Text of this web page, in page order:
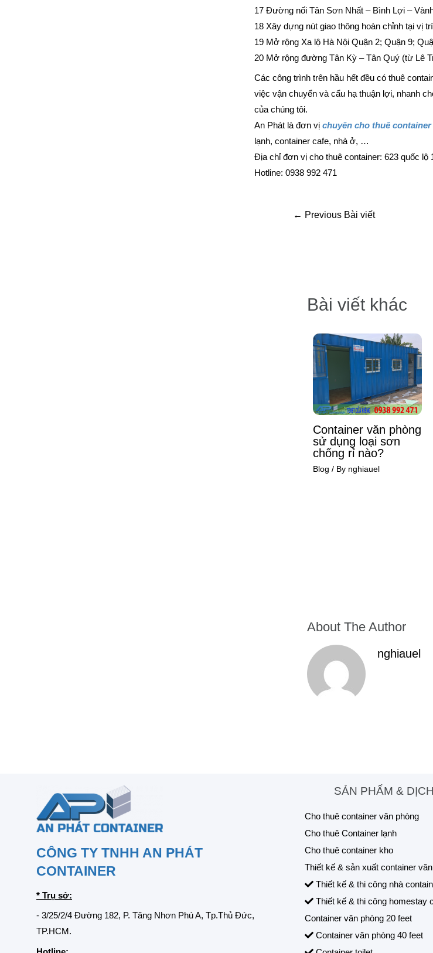
17 Đường nối Tân Sơn Nhất – Bình Lợi –
18 Xây dựng nút giao thông hoàn chỉnh tại vị
19 Mở rộng Xa lộ Hà Nội Quận 2; Quận 9;
20 Mở rộng đường Tân Kỳ – Tân Quý (từ Lê
Các công trình trên hầu hết đều có thuê
việc vận chuyển và cẩu hạ thuận lợi, nhanh
của chúng tôi.
An Phát là đơn vị chuyên cho thuê container
lạnh, container cafe, nhà ở, …
Địa chỉ đơn vị cho thuê container: 623 quốc
Hotline: 0938 992 471
← Previous Bài viết
Bài viết khác
Container văn phòng
sử dụng loại sơn
chống rỉ nào?
Blog / By nghiauel
About The Author
nghiauel
CÔNG TY TNHH AN PHÁT
CONTAINER
* Trụ sở:
- 3/25/2/4 Đường 182, P. Tăng Nhơn Phú A, Tp.Thủ Đức,
TP.HCM.
SẢN PHẨM &
Cho thuê container văn phòng
Cho thuê Container lạnh
Cho thuê container kho
Thiết kế & sản xuất container
Thiết kế & thi công nhà
Thiết kế & thi công homestay
Container văn phòng 20 feet
Container văn phòng 40 feet